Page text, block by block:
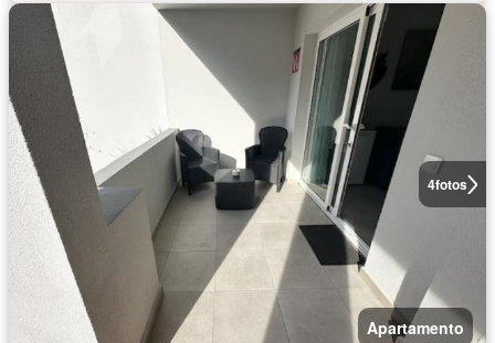
4fotos
Apartamento